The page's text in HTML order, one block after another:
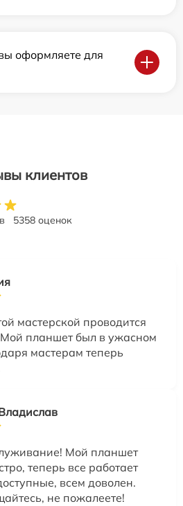
оформляете для
клиентов
5358 оценок
мастерской проводится
планшет был в ужасном
мастерам теперь
Мой планшет
теперь все работает
всем доволен.
не пожалеете!